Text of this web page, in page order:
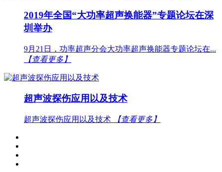
2019年全国“大功率超声换能器”专题论坛在深
圳举办
9月21日，功率超声分会大功率超声换能器专题论坛在...
【查看更多】
超声波探伤应用以及技术
超声波探伤应用以及技术 【查看更多】